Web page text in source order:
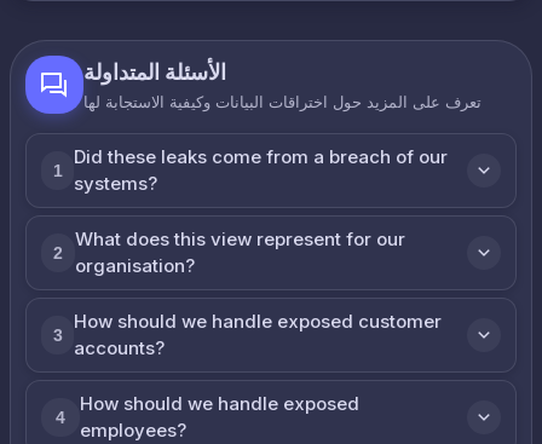
الأسئلة المتداولة
تعرف على المزيد حول اختراقات البيانات وكيفية الاستجابة لها
1
Did these leaks come from a breach of our
systems?
2
What does this view represent for our
organisation?
3
How should we handle exposed customer
accounts?
4
How should we handle exposed
employees?